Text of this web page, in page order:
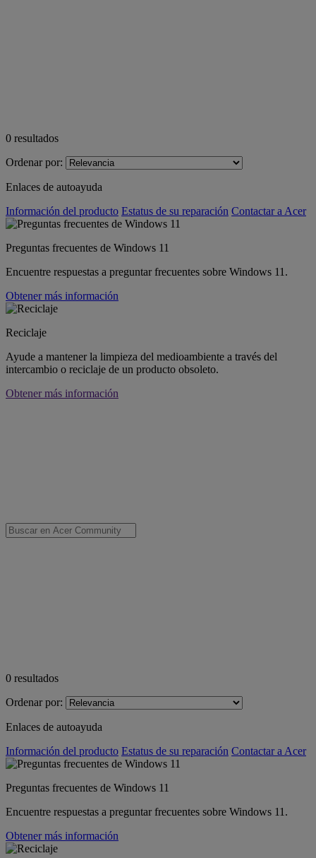
0 resultados
Ordenar por:
Enlaces de autoayuda
Información del producto Estatus de su reparación Contactar a Acer
Preguntas frecuentes de Windows 11
Encuentre respuestas a preguntar frecuentes sobre Windows 11.
Obtener más información
Reciclaje
Ayude a mantener la limpieza del medioambiente a través del
intercambio o reciclaje de un producto obsoleto.
Obtener más información
0 resultados
Ordenar por:
Enlaces de autoayuda
Información del producto Estatus de su reparación Contactar a Acer
Preguntas frecuentes de Windows 11
Encuentre respuestas a preguntar frecuentes sobre Windows 11.
Obtener más información